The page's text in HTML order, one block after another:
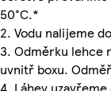
50°C.*
2. Vodu nalijeme
3. Odměrku lehce
uvnitř boxu.